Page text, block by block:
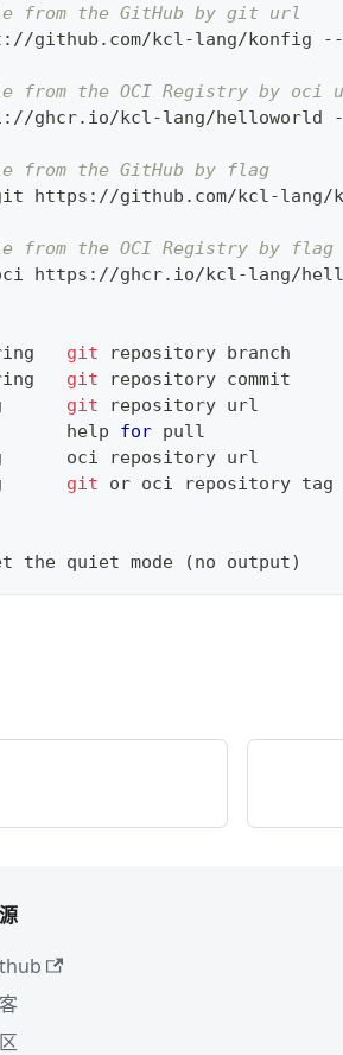
from the GitHub by git url
github.com/kcl-lang/konfig
from the OCI Registry by oci
ghcr.io/kcl-lang/helloworld
from the GitHub by flag
https://github.com/kcl-lang/
from the OCI Registry by flag
https://ghcr.io/kcl-lang/
git repository branch
git repository commit
git repository url
help for pull
oci repository url
git or oci repository tag
the quiet mode
(no output)